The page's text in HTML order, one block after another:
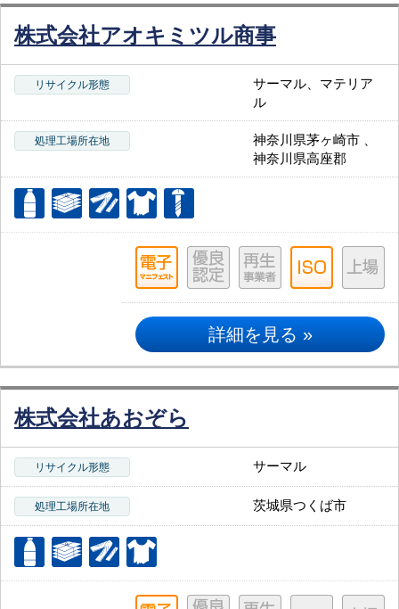
株式会社アオキミツル商事
リサイクル形態
サーマル、マテリア
ル
処理工場所在地
神奈川県茅ヶ崎市 、
神奈川県高座郡
詳細を見る »
株式会社あおぞら
リサイクル形態 サーマル
処理工場所在地 茨城県つくば市